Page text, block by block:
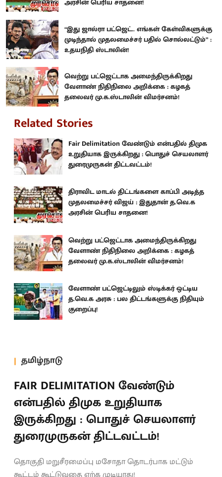
அரசின் பெரிய சாதனை!
“இது ஜால்ரா பட்ஜெட்.. எங்கள் கேள்விகளுக்கு
முடிந்தால் முதலமைச்சர் பதில் சொல்லட்டும்” :
உதயநிதி ஸ்டாலின்!
வெற்று பட்ஜெட்டாக அமைந்திருக்கிறது
வேளாண் நிதிநிலை அறிக்கை : கழகத்
தலைவர் மு.க.ஸ்டாலின் விமர்சனம்!
Related Stories
Fair Delimitation வேண்டும் என்பதில் திமுக
உறுதியாக இருக்கிறது : பொதுச் செயலாளர்
துரைமுருகன் திட்டவட்டம்!
திராவிட மாடல் திட்டங்களை காப்பி அடித்த
முதலமைச்சர் விஜய் : இதுதான் த.வெ.க
அரசின் பெரிய சாதனை!
வெற்று பட்ஜெட்டாக அமைந்திருக்கிறது
வேளாண் நிதிநிலை அறிக்கை : கழகத்
தலைவர் மு.க.ஸ்டாலின் விமர்சனம்!
வேளாண் பட்ஜெட்டிலும் ஸ்டிக்கர் ஒட்டிய
த.வெ.க அரசு : பல திட்டங்களுக்கு நிதியும்
குறைப்பு!
தமிழ்நாடு
FAIR DELIMITATION வேண்டும்
என்பதில் திமுக உறுதியாக
இருக்கிறது : பொதுச் செயலாளர்
துரைமுருகன் திட்டவட்டம்!
தொகுதி மறுசீரமைப்பு மசோதா தொடர்பாக மட்டும்